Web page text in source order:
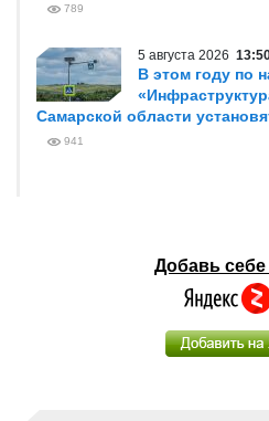
789
5 августа 2026
В этом году по
Самарской области
941
Добавь